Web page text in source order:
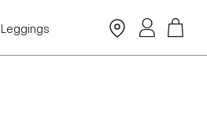
Leggings